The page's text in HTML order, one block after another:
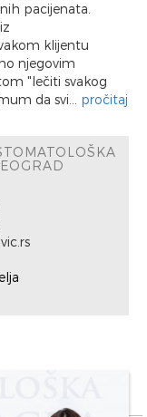
pacijenata.
klijentu
njegovim
"lečiti svakog
da svi... pročitaj